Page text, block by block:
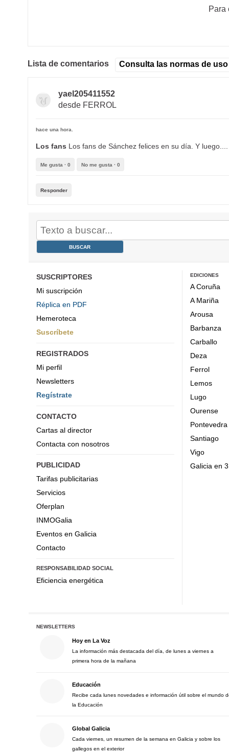
Lista de comentarios Consulta las normas de uso
yael205411552
desde FERROL
hace una hora.
Los fans Los fans de Sánchez felices en su día. Y
Me gusta · 0 No me gusta · 0
Responder
SUSCRIPTORES
Mi suscripción
Réplica en PDF
Hemeroteca
Suscríbete
REGISTRADOS
Mi perfil
Newsletters
Regístrate
CONTACTO
Cartas al director
Contacta con nosotros
PUBLICIDAD
Tarifas publicitarias
Servicios
Oferplan
INMOGalia
Eventos en Galicia
Contacto
RESPONSABILIDAD SOCIAL
Eficiencia energética
EDICIONES
A Coruña
A Mariña
Arousa
Barbanza
Carballo
Deza
Ferrol
Lemos
Lugo
Ourense
Pontevedra
Santiago
Vigo
Galicia en
NEWSLETTERS
Hoy en La Voz
La información más destacada del día, de lunes a viernes a
primera hora de la mañana
Educación
Recibe cada lunes novedades e información útil sobre el mundo
la Educación
Global Galicia
Cada viernes, un resumen de la semana en Galicia y sobre los
gallegos en el exterior